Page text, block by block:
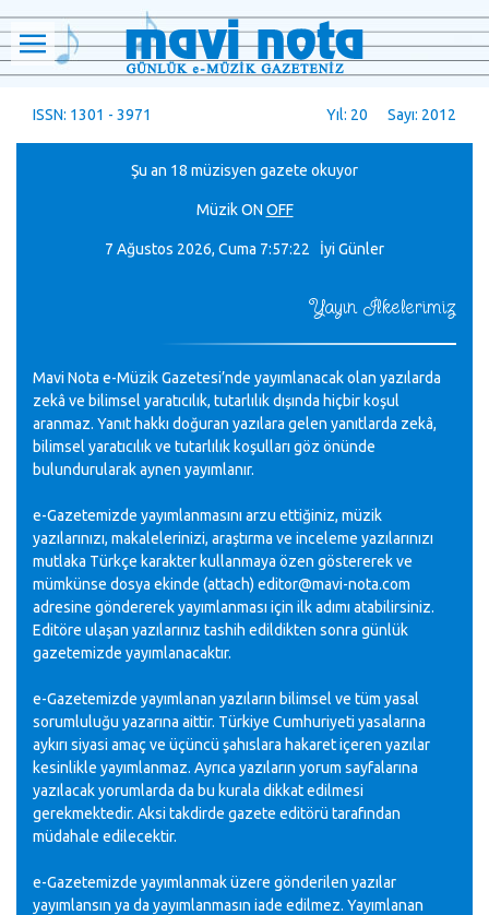
ISSN: 1301 - 3971 Yıl: 20 Sayı: 2012
Şu an 18 müzisyen gazete okuyor
MüzikON OFF
7 Ağustos 2026, Cuma 7:57:23 İyi Günler
Yayın İlkelerimiz
Mavi Nota e-Müzik Gazetesi’nde yayımlanacak olan yazılarda
zekâ ve bilimsel yaratıcılık, tutarlılık dışında hiçbir koşul
aranmaz. Yanıt hakkı doğuran yazılara gelen yanıtlarda zekâ,
bilimsel yaratıcılık ve tutarlılık koşulları göz önünde
bulundurularak aynen yayımlanır.
e-Gazetemizde yayımlanmasını arzu ettiğiniz, müzik
yazılarınızı, makalelerinizi, araştırma ve inceleme yazılarınızı
mutlaka Türkçe karakter kullanmaya özen göstererek ve
mümkünse dosya ekinde (attach) editor@mavi-nota.com
adresine göndererek yayımlanması için ilk adımı atabilirsiniz.
Editöre ulaşan yazılarınız tashih edildikten sonra günlük
gazetemizde yayımlanacaktır.
e-Gazetemizde yayımlanan yazıların bilimsel ve tüm yasal
sorumluluğu yazarına aittir. Türkiye Cumhuriyeti yasalarına
aykırı siyasi amaç ve üçüncü şahıslara hakaret içeren yazılar
kesinlikle yayımlanmaz. Ayrıca yazıların yorum sayfalarına
yazılacak yorumlarda da bu kurala dikkat edilmesi
gerekmektedir. Aksi takdirde gazete editörü tarafından
müdahale edilecektir.
e-Gazetemizde yayımlanmak üzere gönderilen yazılar
yayımlansın ya da yayımlanmasın iade edilmez. Yayımlanan